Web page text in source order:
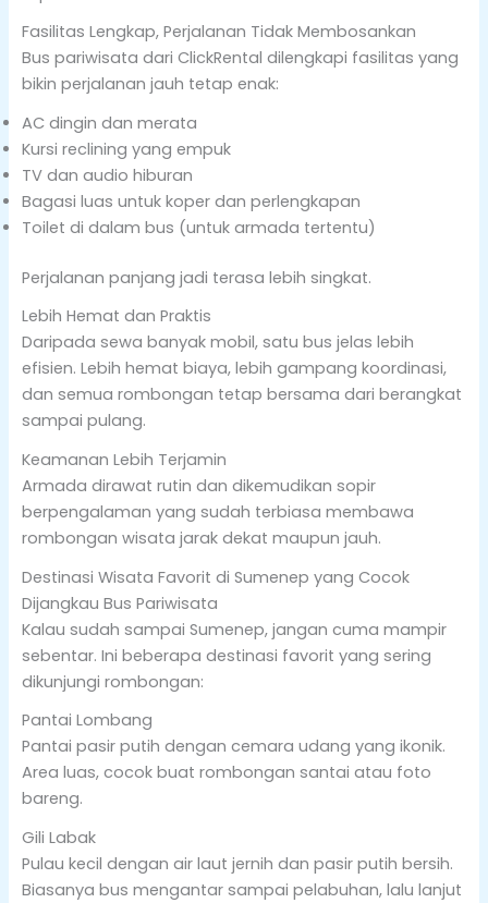
Fasilitas Lengkap, Perjalanan Tidak Membosankan
Bus pariwisata dari ClickRental dilengkapi fasilitas yang
bikin perjalanan jauh tetap enak:
AC dingin dan merata
Kursi reclining yang empuk
TV dan audio hiburan
Bagasi luas untuk koper dan perlengkapan
Toilet di dalam bus (untuk armada tertentu)
Perjalanan panjang jadi terasa lebih singkat.
Lebih Hemat dan Praktis
Daripada sewa banyak mobil, satu bus jelas lebih
efisien. Lebih hemat biaya, lebih gampang koordinasi,
dan semua rombongan tetap bersama dari berangkat
sampai pulang.
Keamanan Lebih Terjamin
Armada dirawat rutin dan dikemudikan sopir
berpengalaman yang sudah terbiasa membawa
rombongan wisata jarak dekat maupun jauh.
Destinasi Wisata Favorit di Sumenep yang Cocok
Dijangkau Bus Pariwisata
Kalau sudah sampai Sumenep, jangan cuma mampir
sebentar. Ini beberapa destinasi favorit yang sering
dikunjungi rombongan:
Pantai Lombang
Pantai pasir putih dengan cemara udang yang ikonik.
Area luas, cocok buat rombongan santai atau foto
bareng.
Gili Labak
Pulau kecil dengan air laut jernih dan pasir putih bersih.
Biasanya bus mengantar sampai pelabuhan, lalu lanjut